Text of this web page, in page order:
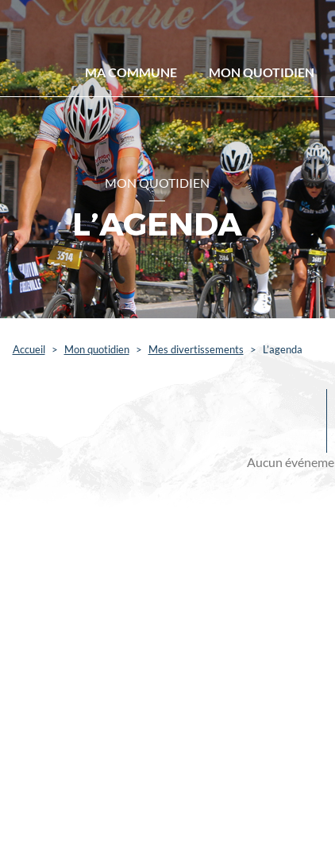
MA COMMUNE MON QUOTIDIEN
MON QUOTIDIEN
L’AGENDA
Accueil > Mon quotidien > Mes divertissements > L’agenda
Aucun